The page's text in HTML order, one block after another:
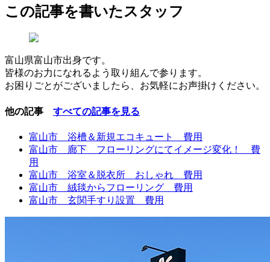
この記事を書いたスタッフ
富山県富山市出身です。
皆様のお力になれるよう取り組んで参ります。
お困りごとがございましたら、お気軽にお声掛けください。
他の記事 すべての記事を見る
富山市 浴槽＆新規エコキュート 費用
富山市 廊下 フローリングにてイメージ変化！ 費
用
富山市 浴室＆脱衣所 おしゃれ 費用
富山市 絨毯からフローリング 費用
富山市 玄関手すり設置 費用